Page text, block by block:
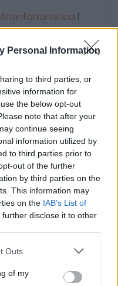
Personal Information
to third parties, or
information for
the below opt-out
note that after your
continue seeing
information utilized by
to third parties prior to
out of the further
by third parties on the
This information may
on the IAB’s List of
further disclose it to other
one or more Google
You may click to
Outs
of my
Antinfortunistica
anche